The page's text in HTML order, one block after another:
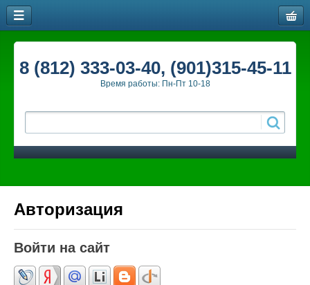
8 (812) 333-03-40, (901)315-45-11
Время работы: Пн-Пт 10-18
Авторизация
Войти на сайт